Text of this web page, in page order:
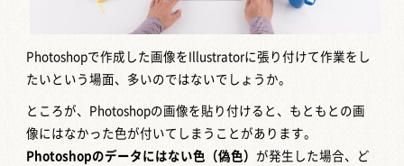
Photoshopで作成した画像をIllustratorに張り付けて作業をし
たいという場面、多いのではないでしょうか。
ところが、Photoshopの画像を貼り付けると、もともとの画
像にはなかった色が付いてしまうことがあります。
Photoshopのデータにはない色（偽色） が発生した場合、ど